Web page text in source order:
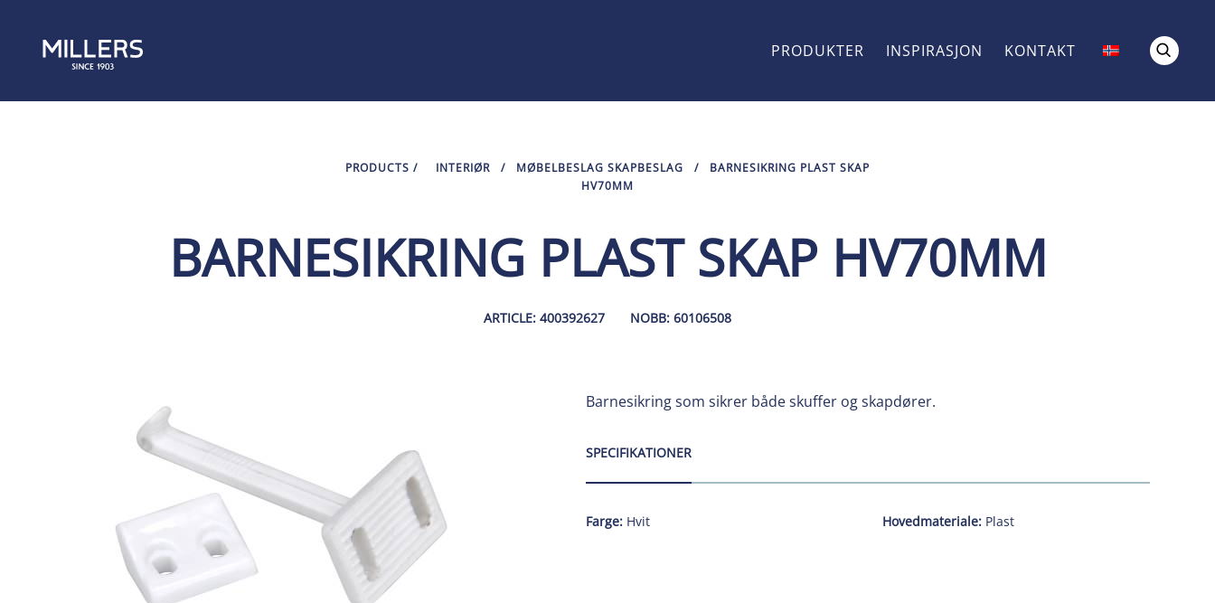
PRODUKTER INSPIRASJON KONTAKT
PRODUCTS / INTERIØR / MØBELBESLAG SKAPBESLAG /
BARNESIKRING PLAST SKAP
HV70MM
BARNESIKRING PLAST SKAP HV70MM
ARTICLE: 400392627 NOBB: 60106508
Barnesikring som sikrer både skuffer og skapdører.
SPECIFIKATIONER
Farge: Hvit Hovedmateriale: Plast